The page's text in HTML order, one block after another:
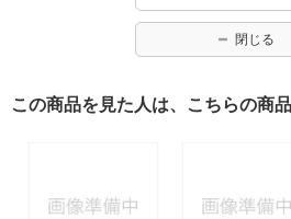
閉じる
この商品を見た人は、こちらの商